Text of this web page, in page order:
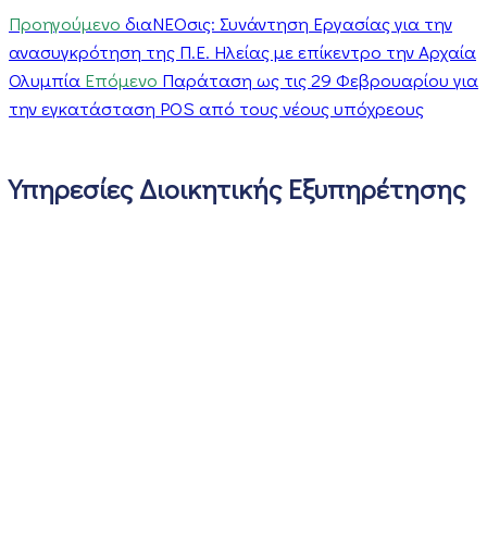
Προηγούμενο διαΝΕΟσις: Συνάντηση Εργασίας για την
ανασυγκρότηση της Π.Ε. Ηλείας με επίκεντρο την Αρχαία
Ολυμπία Επόμενο Παράταση ως τις 29 Φεβρουαρίου για
την εγκατάσταση POS από τους νέους υπόχρεους
Υπηρεσίες Διοικητικής Εξυπηρέτησης